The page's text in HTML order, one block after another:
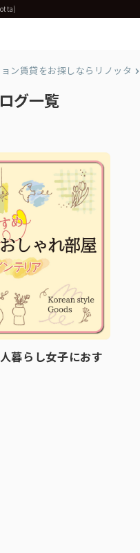
ン賃貸をお探しならリノッタ
グ一覧
暮らし女子におす